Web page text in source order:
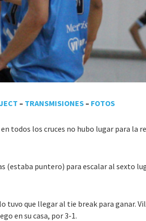
– TRANSMISIONES – FOTOS
todos los cruces no hubo lugar para la
(estaba puntero) para escalar al sexto
que llegar al tie break para ganar.
en su casa, por 3-1.